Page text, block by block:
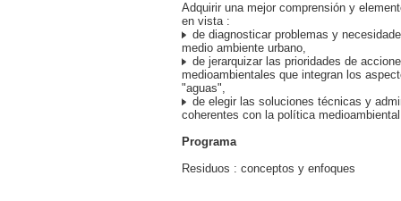
Adquirir una mejor comprensión y
en vista :
de diagnosticar problemas y
medio ambiente urbano,
de jerarquizar las prioridades de
medioambientales que integran los
"aguas",
de elegir las soluciones técnicas y
coherentes con la política
Programa
Residuos : conceptos y enfoques